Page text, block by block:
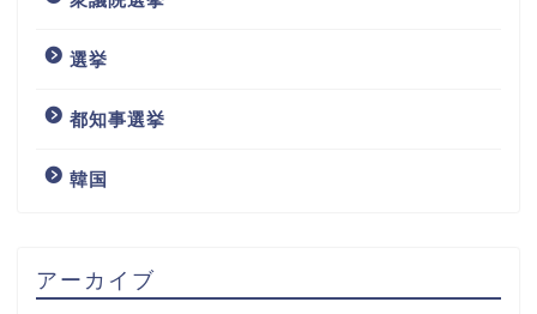
選挙
都知事選挙
韓国
アーカイブ